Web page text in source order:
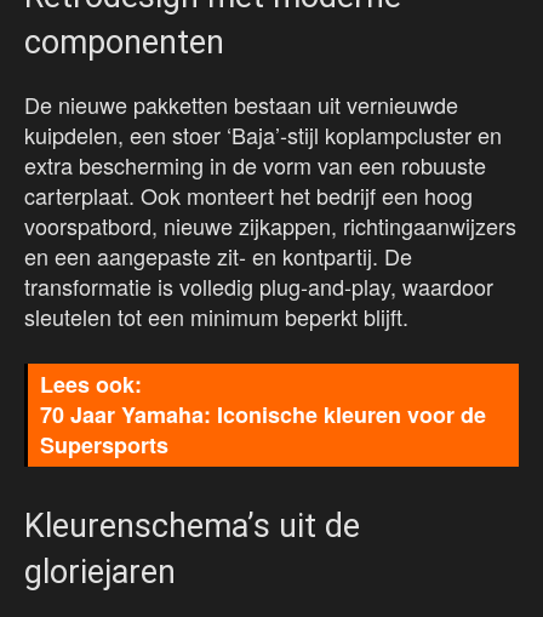
componenten
De nieuwe pakketten bestaan uit vernieuwde
kuipdelen, een stoer ‘Baja’-stijl koplampcluster en
extra bescherming in de vorm van een robuuste
carterplaat. Ook monteert het bedrijf een hoog
voorspatbord, nieuwe zijkappen, richtingaanwijzers
en een aangepaste zit- en kontpartij. De
transformatie is volledig plug-and-play, waardoor
sleutelen tot een minimum beperkt blijft.
70 Jaar Yamaha: Iconische kleuren voor de
Supersports
Kleurenschema’s uit de
gloriejaren